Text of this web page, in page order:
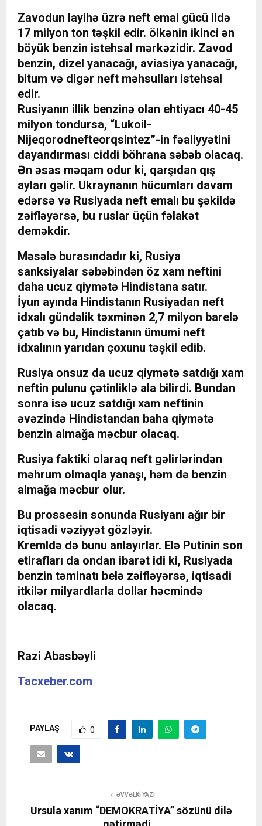
Zavodun layihə üzrə neft emal gücü ildə
17 milyon ton təşkil edir. ölkənin ikinci ən
böyük benzin istehsal mərkəzidir. Zavod
benzin, dizel yanacağı, aviasiya yanacağı,
bitum və digər neft məhsulları istehsal
edir.
Rusiyanın illik benzinə olan ehtiyacı 40-45
milyon tondursa, “Lukoil-
Nijeqorodnefteorqsintez”-in fəaliyyətini
dayandırması ciddi böhrana səbəb olacaq.
Ən əsas məqam odur ki, qarşıdan qış
ayları gəlir. Ukraynanın hücumları davam
edərsə və Rusiyada neft emalı bu şəkildə
zəifləyərsə, bu ruslar üçün fəlakət
deməkdir.
Məsələ burasındadır ki, Rusiya
sanksiyalar səbəbindən öz xam neftini
daha ucuz qiymətə Hindistana satır.
İyun ayında Hindistanın Rusiyadan neft
idxalı gündəlik təxminən 2,7 milyon barelə
çatıb və bu, Hindistanın ümumi neft
idxalının yarıdan çoxunu təşkil edib.
Rusiya onsuz da ucuz qiymətə satdığı xam
neftin pulunu çətinliklə ala bilirdi. Bundan
sonra isə ucuz satdığı xam neftinin
əvəzində Hindistandan baha qiymətə
benzin almağa məcbur olacaq.
Rusiya faktiki olaraq neft gəlirlərindən
məhrum olmaqla yanaşı, həm də benzin
almağa məcbur olur.
Bu prossesin sonunda Rusiyanı ağır bir
iqtisadi vəziyyət gözləyir.
Kremldə də bunu anlayırlar. Elə Putinin son
etirafları da ondan ibarət idi ki, Rusiyada
benzin təminatı belə zəifləyərsə, iqtisadi
itkilər milyardlarla dollar həcmində
olacaq.
Razi Abasbəyli
Tacxeber.com
PAYLAŞ 0
ƏVVƏLKI YAZI
Ursula xanım “DEMOKRATİYA” sözünü dilə